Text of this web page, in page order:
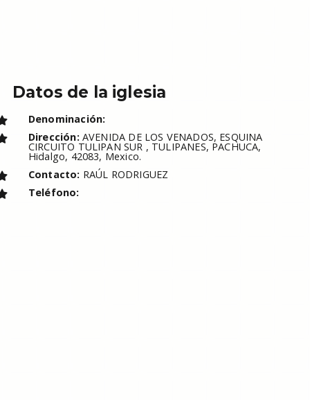
Datos de la iglesia
Denominación:
Dirección: AVENIDA DE LOS VENADOS, ESQUINA
CIRCUITO TULIPAN SUR , TULIPANES, PACHUCA,
Hidalgo, 42083, Mexico.
Contacto: RAÚL RODRIGUEZ
Teléfono: